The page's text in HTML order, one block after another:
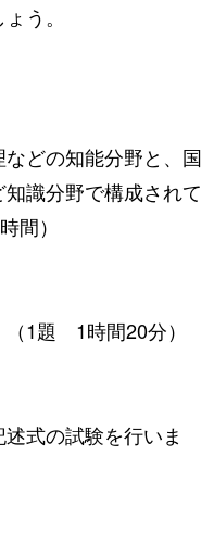
う。
どの知能分野と、国
識分野で構成されて
間）
1題 1時間20分）
式の試験を行いま